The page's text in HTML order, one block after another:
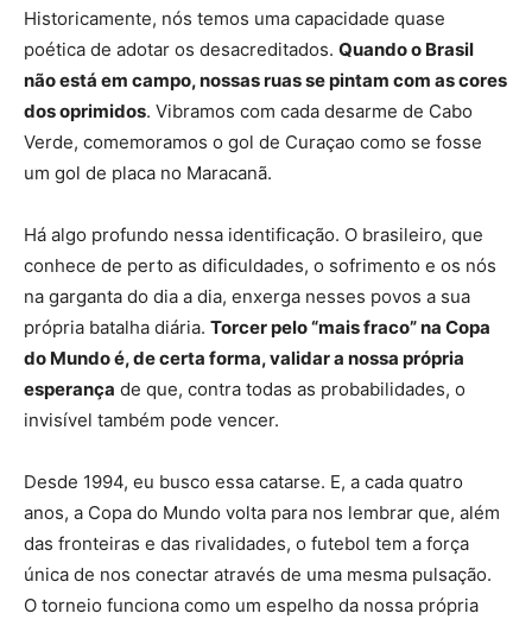
Historicamente, nós temos uma capacidade quase
poética de adotar os desacreditados. Quando o Brasil
não está em campo, nossas ruas se pintam com as cores
dos oprimidos. Vibramos com cada desarme de Cabo
Verde, comemoramos o gol de Curaçao como se fosse
um gol de placa no Maracanã.
Há algo profundo nessa identificação. O brasileiro, que
conhece de perto as dificuldades, o sofrimento e os nós
na garganta do dia a dia, enxerga nesses povos a sua
própria batalha diária. Torcer pelo “mais fraco” na Copa
do Mundo é, de certa forma, validar a nossa própria
esperança de que, contra todas as probabilidades, o
invisível também pode vencer.
Desde 1994, eu busco essa catarse. E, a cada quatro
anos, a Copa do Mundo volta para nos lembrar que, além
das fronteiras e das rivalidades, o futebol tem a força
única de nos conectar através de uma mesma pulsação.
O torneio funciona como um espelho da nossa própria